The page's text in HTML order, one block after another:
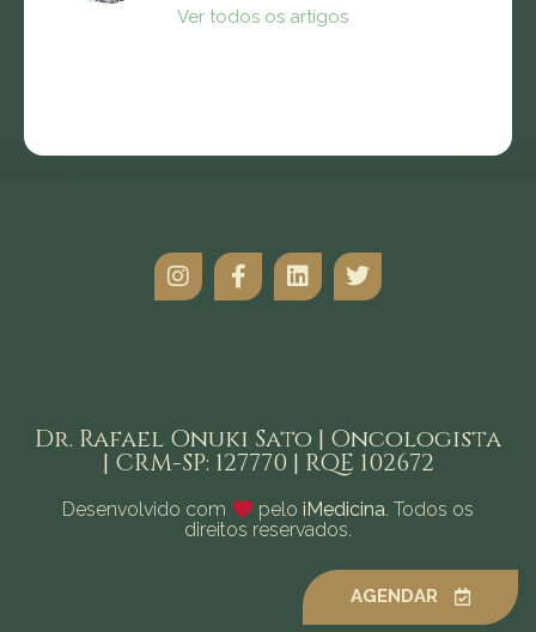
Ver todos os artigos
Dr. Rafael Onuki Sato | Oncologista
| CRM-SP: 127770 | RQE 102672
Desenvolvido com pelo iMedicina. Todos os
direitos reservados.
AGENDAR